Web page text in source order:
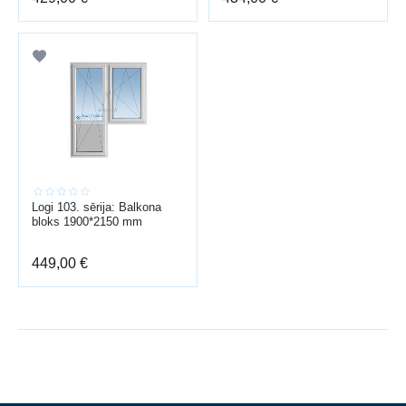
Logi 103. sērija: Balkona
bloks 1900*2150 mm
449,00 €